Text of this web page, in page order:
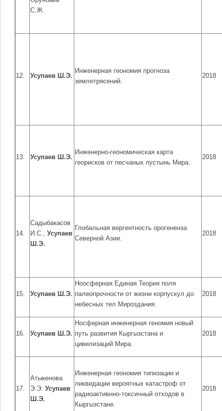
С.Ж.
12. Усупаев Ш.Э.
Инженерная геономия прогноза
землетрясений.
2018
13. Усупаев Ш.Э.
Инженерно-геономическая карта
георисков от песчаных пустынь Мира.
2018
14.
Садыбакасов
И.С., Усупаев
Ш.Э.
Глобальная вергентность орогененза
Северной Азии.
2018
15. Усупаев Ш.Э.
Ноосферная Единая Теория поля
палеопрочности от жизни корпускул до
небесных тел Мироздания.
2018
16. Усупаев Ш.Э.
Носферная инженерная геномия новый
путь развития Кыргызстана и
цивилизаций Мира.
2018
17.
Атыкенова
Э.Э. Усупаев
Ш.Э.
Инженерная геономия типизации и
ликвидации вероятных катастроф от
радиоактивнно-токсичный отходов в
Кыргызстане.
2018